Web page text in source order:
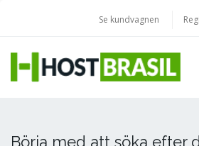
Se kundvagnen
Börja med att söka efter